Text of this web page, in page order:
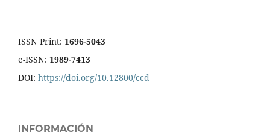
ISSN Print: 1696-5043
e-ISSN: 1989-7413
DOI: https://doi.org/10.12800/ccd
INFORMACIÓN